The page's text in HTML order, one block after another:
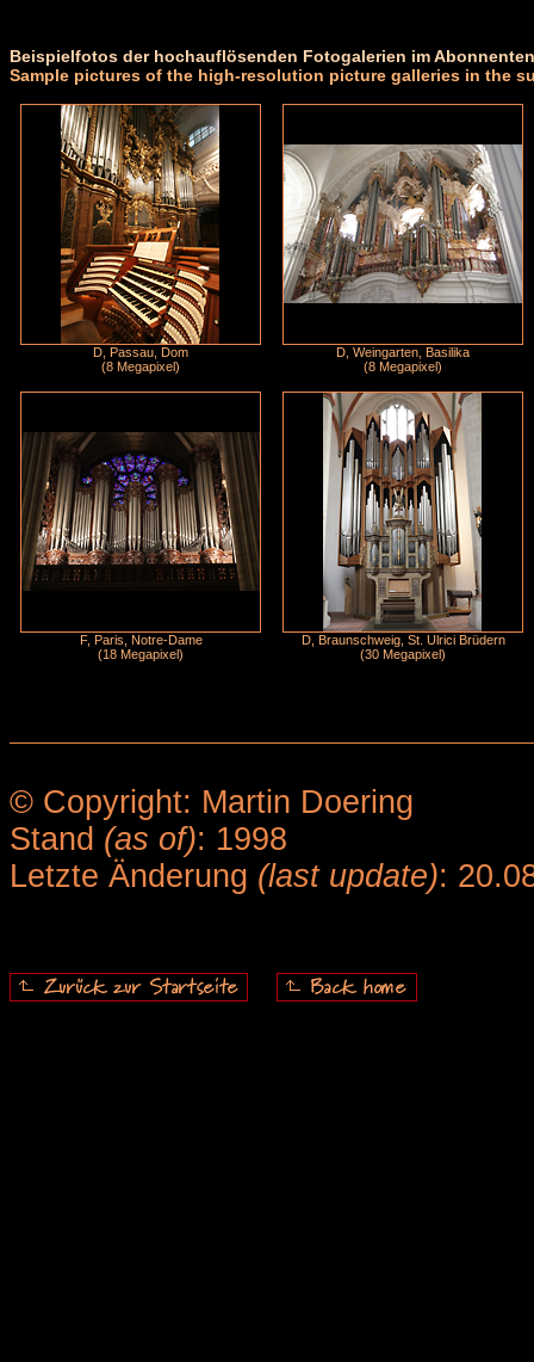
Beispielfotos der hochauflösenden Fotogalerien im
Sample pictures of the high-resolution picture galleries in the
D, Passau, Dom
(8 Megapixel)
D, Weingarten, Basilika
(8 Megapixel)
F, Paris, Notre-Dame
(18 Megapixel)
D, Braunschweig, St. Ulrici Brüdern
(30 Megapixel)
© Copyright: Martin Doering
Stand (as of): 1998
Letzte Änderung (last update):